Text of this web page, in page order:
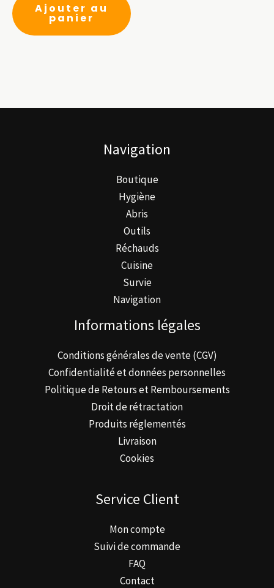
Ajouter au
panier
Navigation
Boutique
Hygiène
Abris
Outils
Réchauds
Cuisine
Survie
Navigation
Informations légales
Conditions générales de vente (CGV)
Confidentialité et données personnelles
Politique de Retours et Remboursements
Droit de rétractation
Produits réglementés
Livraison
Cookies
Service Client
Mon compte
Suivi de commande
FAQ
Contact